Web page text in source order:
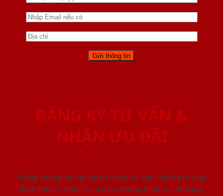
ĐĂNG KÝ TƯ VẤN &
NHẬN ƯU ĐÃI
Nhập thông tin để nhận được tư vấn miễn phí qua
điện thoại / email/ tại văn phòng hoặc tại nhà quý